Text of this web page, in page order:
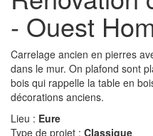
- Ouest
Carrelage ancien en pierres
dans le mur. On plafond sont
bois qui rappelle la table en
décorations anciens.
Lieu : Eure
Type de projet : Classique